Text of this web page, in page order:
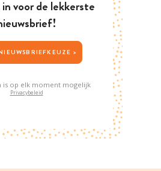
voor de lekkerste
JOUW NIEUWSBRIEFKEUZE >
is op elk moment mogelijk
Privacybeleid